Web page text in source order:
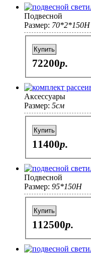
Подвесной
Размер: 70*2*150H
Купить
72200p.
Аксессуары
Размер: 5см
Купить
11400p.
Подвесной
Размер: 95*150H
Купить
112500p.